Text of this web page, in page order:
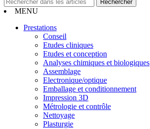
MENU
Prestations
Conseil
Etudes cliniques
Etudes et conception
Analyses chimiques et biologiques
Assemblage
Electronique/optique
Emballage et conditionnement
Impression 3D
Métrologie et contrôle
Nettoyage
Plasturgie